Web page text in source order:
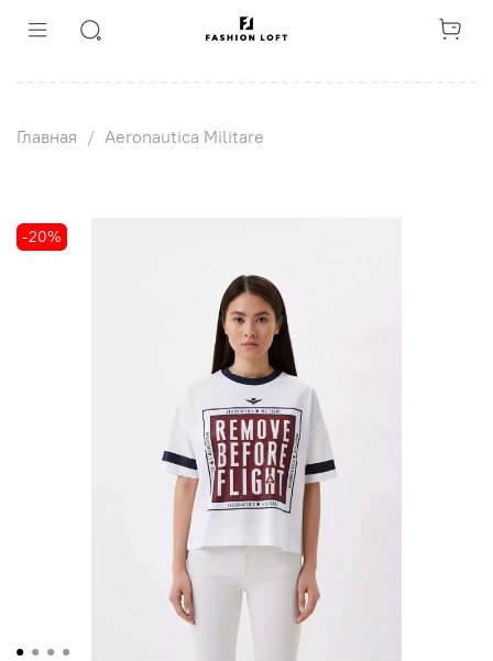
Главная Aeronautica Militare
-20%